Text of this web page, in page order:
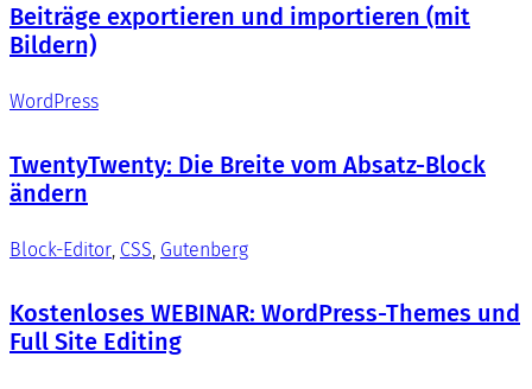
Beiträge exportieren und importieren (mit
Bildern)
WordPress
TwentyTwenty: Die Breite vom Absatz-Block
ändern
Block-Editor, CSS, Gutenberg
Kostenloses WEBINAR: WordPress-Themes und
Full Site Editing